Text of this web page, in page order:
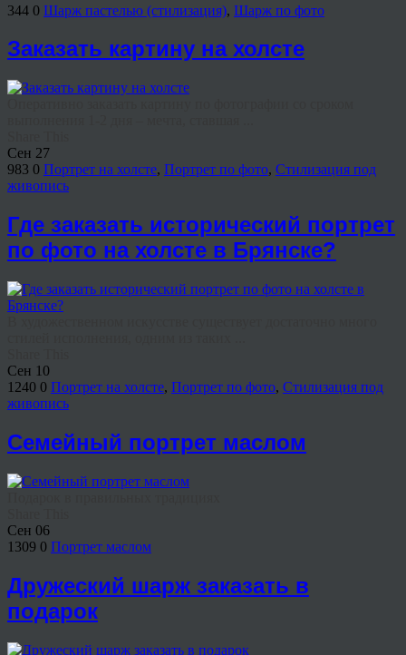
344 0 Шарж пастелью (стилизация), Шарж по фото
Заказать картину на холсте
Сен 27
983 0 Портрет на холсте, Портрет по фото, Стилизация под
живопись
Где заказать исторический портрет
по фото на холсте в Брянске?
Сен 10
1240 0 Портрет на холсте, Портрет по фото, Стилизация под
живопись
Семейный портрет маслом
Сен 06
1309 0 Портрет маслом
Дружеский шарж заказать в
подарок